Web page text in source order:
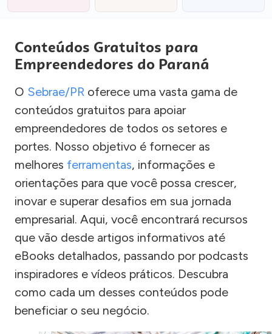
Conteúdos Gratuitos para
Empreendedores do Paraná
O Sebrae/PR oferece uma vasta gama de
conteúdos gratuitos para apoiar
empreendedores de todos os setores e
portes. Nosso objetivo é fornecer as
melhores ferramentas, informações e
orientações para que você possa crescer,
inovar e superar desafios em sua jornada
empresarial. Aqui, você encontrará recursos
que vão desde artigos informativos até
eBooks detalhados, passando por podcasts
inspiradores e vídeos práticos. Descubra
como cada um desses conteúdos pode
beneficiar o seu negócio.